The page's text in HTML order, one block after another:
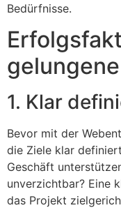
Bedürfnisse.
1. Klar
Bevor mit der
die Ziele klar
Geschäft
unverzichtbar? Eine
das Projekt